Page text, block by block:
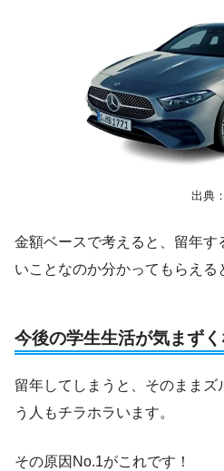
出典
金額ベースで考えると、留年す
いことなのか分かってもらえる
今後の学生生活が気まず
留年してしまうと、そのままズ
う人もチラホラいます。
その原因No.1がこれです！